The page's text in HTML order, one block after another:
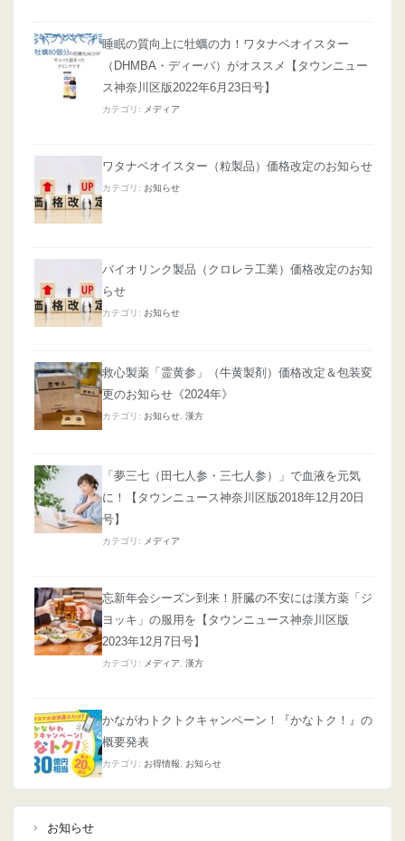
睡眠の質向上に牡蠣の力！ワタナベオイスター
（DHMBA・ディーバ）がオススメ【タウンニュー
ス神奈川区版2022年6月23日号】
カテゴリ: メディア
ワタナベオイスター（粒製品）価格改定のお知らせ
カテゴリ: お知らせ
バイオリンク製品（クロレラ工業）価格改定のお知
らせ
カテゴリ: お知らせ
救心製薬「霊黄参」（牛黄製剤）価格改定＆包装変
更のお知らせ《2024年》
カテゴリ: お知らせ 漢方
「夢三七（田七人参・三七人参）」で血液を元気
に！【タウンニュース神奈川区版2018年12月20日
号】
カテゴリ: メディア
忘新年会シーズン到来！肝臓の不安には漢方薬「ジ
ヨッキ」の服用を【タウンニュース神奈川区版
2023年12月7日号】
カテゴリ: メディア 漢方
かながわトクトクキャンペーン！『かなトク！』の
概要発表
カテゴリ: お得情報 お知らせ
お知らせ